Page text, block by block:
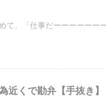
て、「仕事だーーーーーー
近くで勘弁【手抜き】